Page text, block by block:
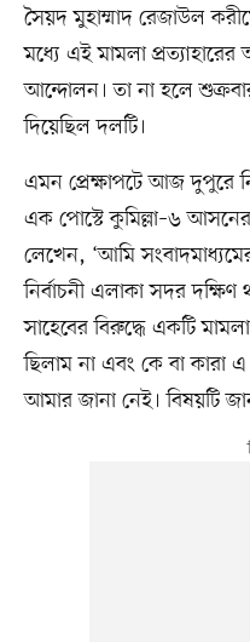
সৈয়দ মুহাম্মাদ রেজাউল
মধ্যে এই মামলা
আন্দোলন। তা না হলে
দিয়েছিল দলটি।
এমন প্রেক্ষাপটে আজ দুপুরে
এক পোস্টে কুমিল্লা–৬
লেখেন, ‘আমি
নির্বাচনী এলাকা সদর
সাহেবের বিরুদ্ধে একটি
ছিলাম না এবং কে বা কারা
আমার জানা নেই। বিষয়টি